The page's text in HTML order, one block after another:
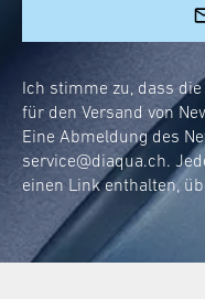
Ich stimme zu, dass
für den Versand von
Eine Abmeldung des
service@diaqua.ch.
einen Link enthalten,